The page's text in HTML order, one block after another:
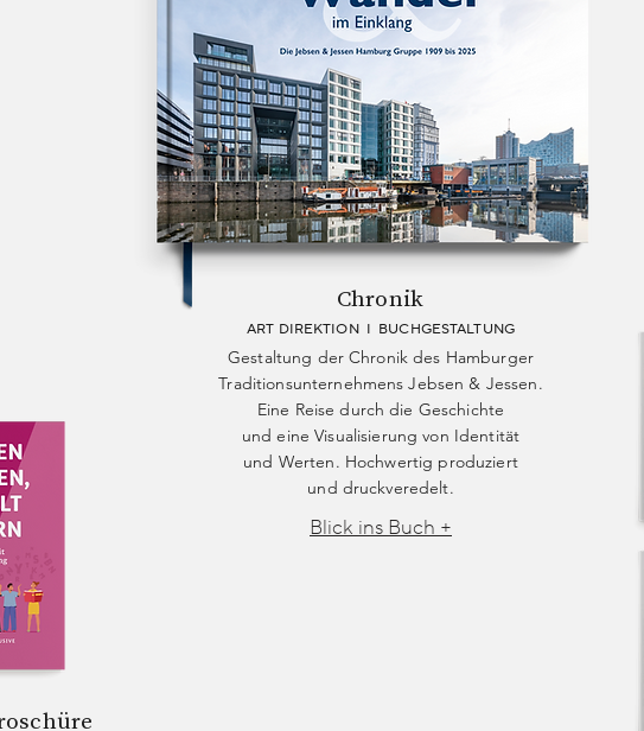
ART DIREKTION I BUCHGESTALTUNG
Gestaltung der Chronik des Hamburger
Traditionsunternehmens Jebsen & Jessen.
Eine Reise durch die Geschichte
und eine Visualisierung von Identität
und Werten. Hochwertig produziert
und druckveredelt.
Chronik
Blick ins Buch +